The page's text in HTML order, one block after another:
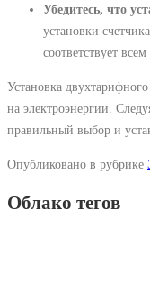
Убедитесь, что
установки
соответствует
Установка
на электроэнергии.
правильный выбор и
Опубликовано в рубрике
Облако тегов